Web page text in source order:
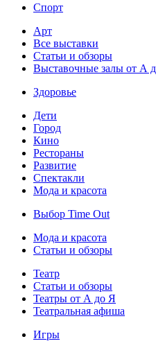
Спорт
Арт
Все выставки
Статьи и обзоры
Выставочные залы от А
Здоровье
Дети
Город
Кино
Рестораны
Развитие
Спектакли
Мода и красота
Выбор Time Out
Мода и красота
Статьи и обзоры
Театр
Статьи и обзоры
Театры от А до Я
Театральная афиша
Игры